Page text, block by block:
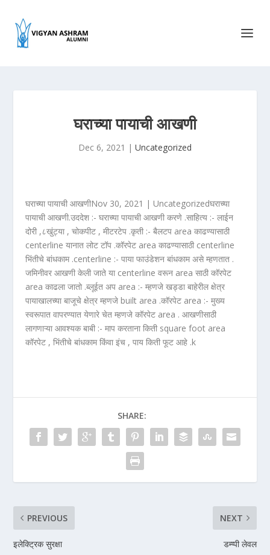
घराच्या पायाची आखणी
Dec 6, 2021 | Uncategorized
घराच्या पायाची आखणीNov 30, 2021 | Uncategorizedघराच्या
पायाची आखणी.उददेश :- घराच्या पायाची आखणी करणे .साहित्य :- लाईन
दोरी ,८खुंट्या , चोकपीट , मीटरटेप .कृती :- बैलटप area काढण्यासाठी
centerline यानात लोट टॉप .कॉरपेट area काढण्यासाठी centerline
भिंतीचे बांधकाम .centerline :- पाया फाउंडेशन बांधकाम असे म्हणतात .
जमिनीवर आखणी केली जाते या centerline वरून area साठी कॉरपेट
area काढला जातो .ब्लूईत अप area :- म्हणजे खड्डा बाहेरील क्षेत्र
पायाखालच्या बाजूचे क्षेत्र म्हणजे built area .कॉरपेट area :- मुख्य
स्वरूपात वापरण्यात येणारे चेत म्हणजे कॉरपेट area . आखणीसाठी
लागणाऱ्या आवश्यक बाबी :- माप करताना किती square foot area
कॉरपेट , भिंतीचे बांधकाम किंवा इंच , पाय किती फूट आहे .k
SHARE:
PREVIOUS
इलेक्ट्रिक सुरक्षा
NEXT
डम्प्पी लेवल